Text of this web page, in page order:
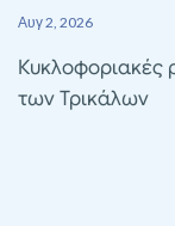
Αυγ 2, 2026
Κυκλοφοριακές
των Τρικάλων